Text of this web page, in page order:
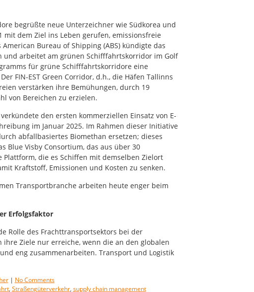
begrüßte neue Unterzeichner wie Südkorea und
mit dem Ziel ins Leben gerufen, emissionsfreie
Bureau of Shipping (ABS) kündigte das
arbeitet am grünen Schifffahrtskorridor im Golf
für grüne Schifffahrtskorridore eine
FIN-EST Green Corridor, d.h., die Häfen Tallinns
verstärken ihre Bemühungen, durch 19
von Bereichen zu erzielen.
den ersten kommerziellen Einsatz von E-
im Januar 2025. Im Rahmen dieser Initiative
abfallbasiertes Biomethan ersetzen; dieses
Blue Visby Consortium, das aus über 30
die es Schiffen mit demselben Zielort
Kraftstoff, Emissionen und Kosten zu senken.
Transportbranche arbeiten heute enger beim
Erfolgsfaktor
Rolle des Frachttransportsektors bei der
Ziele nur erreiche, wenn die an den globalen
eng zusammenarbeiten. Transport und Logistik
| No Comments
, Straßengüterverkehr, supply chain management